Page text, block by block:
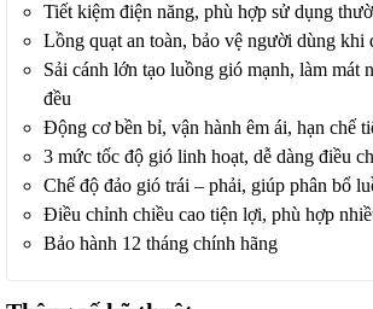
Tiết kiệm điện năng, phù hợp sử dụng
Lồng quạt an toàn, bảo vệ người dùng khi
Sải cánh lớn tạo luồng gió mạnh, làm mát
đều
Động cơ bền bỉ, vận hành êm ái, hạn chế
3 mức tốc độ gió linh hoạt, dễ dàng điều
Chế độ đảo gió trái – phải, giúp phân bổ
Điều chỉnh chiều cao tiện lợi, phù hợp
Bảo hành 12 tháng chính hãng